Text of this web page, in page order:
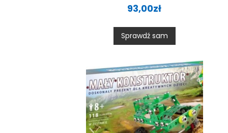
a
t
0
o
u
t
5
93,00zł
Sprawdź sam